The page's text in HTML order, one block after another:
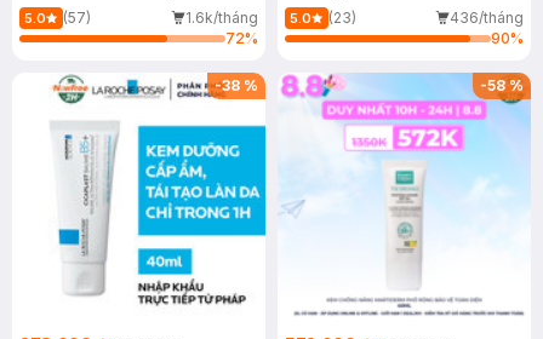
Dầu 500ml
5.0 (57)
1.6k/tháng
72%
(Mới)
5.0 (23)
436/tháng
90%
-38 % -58%